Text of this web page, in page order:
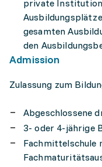
private
gesamten
den
Admission
Zulassung zum
Abgeschlossene
3- oder 4-jährige
Fachmittelschule